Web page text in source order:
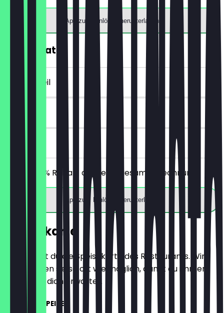
App zum Einlösen herunterladen
30% Rabatt
~€ 3 Vorteil
30 Tage
vor Ort
Erhalte 30% Rabatt auf deine gesamte Rechnung!
App zum Einlösen herunterladen
Speisekarte
Hier findest du die Speisekarte des Restaurants. Wir
aktualisieren sie so oft wie möglich, damit du immer
weißt, was dich erwartet.
KALTE VORSPEISEN